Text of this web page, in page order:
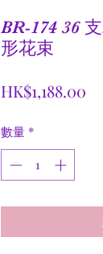
BR-174 36
形花束
HK$1,188.00
數量 *